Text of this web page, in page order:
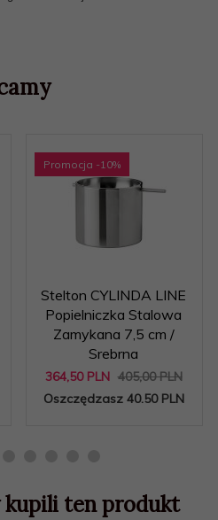
Promocja -10%
Stelton CYLINDA LINE
Popielniczka Stalowa
Zamykana 7,5 cm /
Srebrna
364,50 PLN 405,00 PLN
Oszczędzasz 40.50 PLN
ten produkt